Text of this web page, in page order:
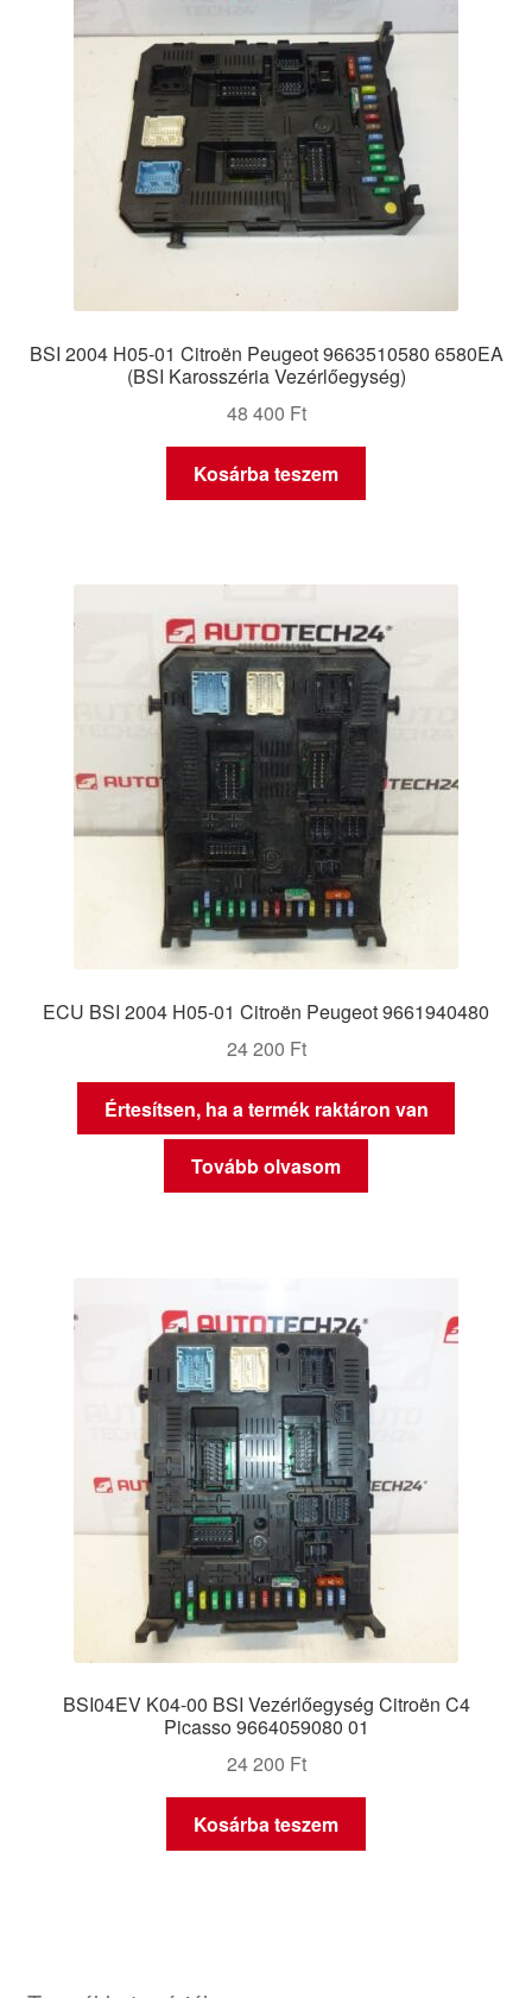
BSI 2004 H05-01 Citroën Peugeot 9663510580 6580EA
(BSI Karosszéria Vezérlőegység)
48 400 Ft
Kosárba teszem
ECU BSI 2004 H05-01 Citroën Peugeot 9661940480
24 200 Ft
Értesítsen, ha a termék raktáron van
Tovább olvasom
BSI04EV K04-00 BSI Vezérlőegység Citroën C4
Picasso 9664059080 01
24 200 Ft
Kosárba teszem